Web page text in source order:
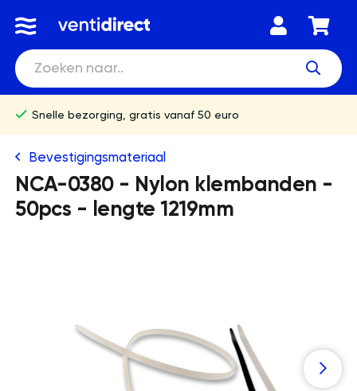
Snelle bezorging, gratis vanaf 50 euro
Bevestigingsmateriaal
NCA-0380 - Nylon klembanden -
50pcs - lengte 1219mm